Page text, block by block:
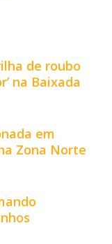
de roubo
na Baixada
em
Zona Norte